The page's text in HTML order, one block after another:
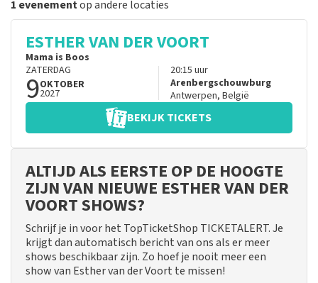
1 evenementop andere locaties
ESTHER VAN DER VOORT
Mama is Boos
ZATERDAG
9OKTOBER
2027
20:15 uur
Arenbergschouwburg
Antwerpen, België
BEKIJK TICKETS
ALTIJD ALS EERSTE OP DE HOOGTE
ZIJN VAN NIEUWE ESTHER VAN DER
VOORT SHOWS?
Schrijf je in voor het TopTicketShop TICKETALERT. Je
krijgt dan automatisch bericht van ons als er meer
shows beschikbaar zijn. Zo hoef je nooit meer een
show van Esther van der Voort te missen!